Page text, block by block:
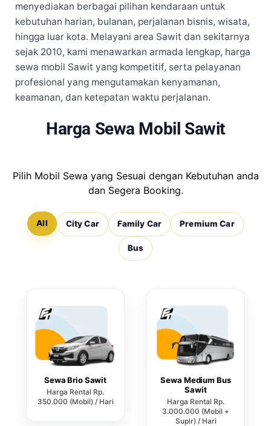
menyediakan berbagai pilihan kendaraan untuk
kebutuhan harian, bulanan, perjalanan bisnis, wisata,
hingga luar kota. Melayani area Sawit dan sekitarnya
sejak 2010, kami menawarkan armada lengkap, harga
sewa mobil Sawit yang kompetitif, serta pelayanan
profesional yang mengutamakan kenyamanan,
keamanan, dan ketepatan waktu perjalanan.
Harga Sewa Mobil Sawit
Pilih Mobil Sewa yang Sesuai dengan Kebutuhan anda
dan Segera Booking.
All City Car Family Car Premium Car
Bus
Sewa Brio Sawit
Harga Rental Rp.
350.000 (Mobil) / Hari
Sewa Medium Bus
Sawit
Harga Rental Rp.
3.000.000 (Mobil +
Supir) / Hari